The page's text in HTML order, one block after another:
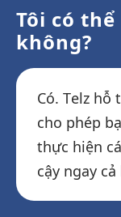
Tôi có
không?
Có. Telz hỗ
cho phép
thực hiện
cậy ngay